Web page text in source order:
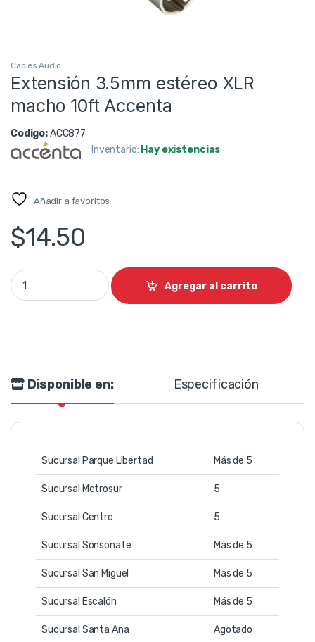
Cables Audio
Extensión 3.5mm estéreo XLR
macho 10ft Accenta
Codigo:ACC877
Inventario: Hay existencias
Añadir a favoritos
$14.50
Extensión 3.5mm estéreo XLR macho 10ft Accenta quantity
Agregar al carrito
Disponible en: Especificación
Sucursal Parque Libertad Más de 5
Sucursal Metrosur 5
Sucursal Centro 5
Sucursal Sonsonate Más de 5
Sucursal San Miguel Más de 5
Sucursal Escalón Más de 5
Sucursal Santa Ana Agotado